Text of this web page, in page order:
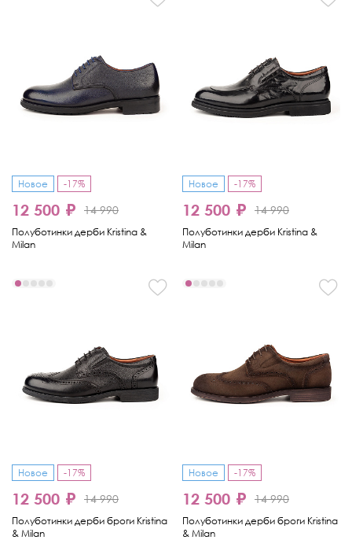
Новое -17%
12 500 ₽ 14 990
Полуботинки дерби Kristina &
Milan
Новое -17%
12 500 ₽ 14 990
Полуботинки дерби Kristina &
Milan
Новое -17%
12 500 ₽ 14 990
Полуботинки дерби броги Kristina
& Milan
Новое -17%
12 500 ₽ 14 990
Полуботинки дерби броги Kristina
& Milan